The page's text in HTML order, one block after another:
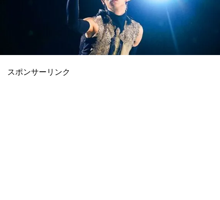
スポンサーリンク